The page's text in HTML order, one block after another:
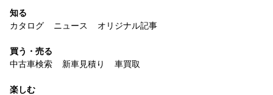
知る
カタログ
ニュース オリジナル記事
買う・売る
中古車検索
新車見積り 車買取
楽しむ